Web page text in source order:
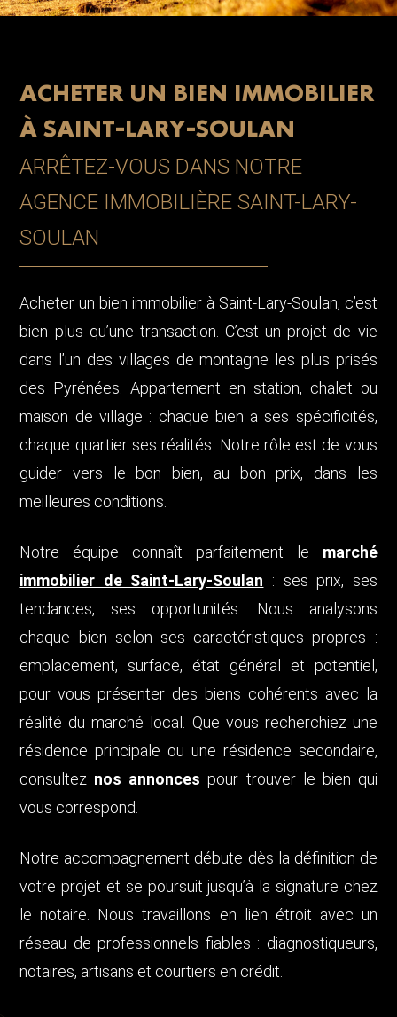
ACHETER UN BIEN IMMOBILIER
À SAINT-LARY-SOULAN
ARRÊTEZ-VOUS DANS NOTRE
AGENCE IMMOBILIÈRE SAINT-LARY-
SOULAN
Acheter un bien immobilier à Saint-Lary-Soulan, c’est
bien plus qu’une transaction. C’est un projet de vie
dans l’un des villages de montagne les plus prisés
des Pyrénées. Appartement en station, chalet ou
maison de village : chaque bien a ses spécificités,
chaque quartier ses réalités. Notre rôle est de vous
guider vers le bon bien, au bon prix, dans les
meilleures conditions.
Notre équipe connaît parfaitement le marché
immobilier de Saint-Lary-Soulan : ses prix, ses
tendances, ses opportunités. Nous analysons
chaque bien selon ses caractéristiques propres :
emplacement, surface, état général et potentiel,
pour vous présenter des biens cohérents avec la
réalité du marché local. Que vous recherchiez une
résidence principale ou une résidence secondaire,
consultez nos annonces pour trouver le bien qui
vous correspond.
Notre accompagnement débute dès la définition de
votre projet et se poursuit jusqu’à la signature chez
le notaire. Nous travaillons en lien étroit avec un
réseau de professionnels fiables : diagnostiqueurs,
notaires, artisans et courtiers en crédit.